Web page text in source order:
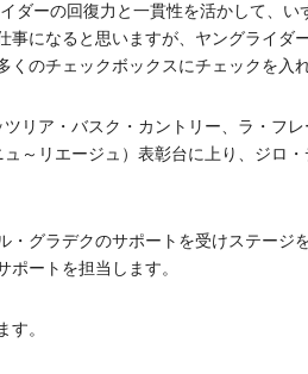
ダーの回復力と一貫性を活かして、
事になると思いますが、ヤングライダ
のチェックボックスにチェックを入
リア・バスク・カントリー、ラ・フ
～リエージュ）表彰台に上り、ジロ
グラデクのサポートを受けステージ
ートを担当します。
。